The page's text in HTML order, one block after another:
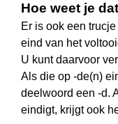
Hoe weet je
Er is ook een
eind van het
U kunt daarvoor
Als die op -de(n)
deelwoord een -d.
eindigt, krijgt ook